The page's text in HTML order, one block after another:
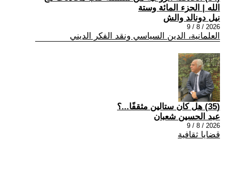
الله | الجزء المائة وستة
نيل دونالد والش
2026 / 8 / 9
العلمانية، الدين السياسي ونقد الفكر الديني
(35) هل كان ستالين مثقفًا...؟
عبد الحسين شعبان
2026 / 8 / 9
قضايا ثقافية